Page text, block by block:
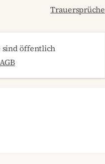
Trauersprüche
sind öffentlich
AGB